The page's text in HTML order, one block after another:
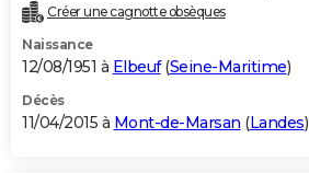
Créer une cagnotte obsèques
Naissance
12/08/1951 à Elbeuf(Seine-Maritime)
Décès
11/04/2015 à Mont-de-Marsan (Landes)